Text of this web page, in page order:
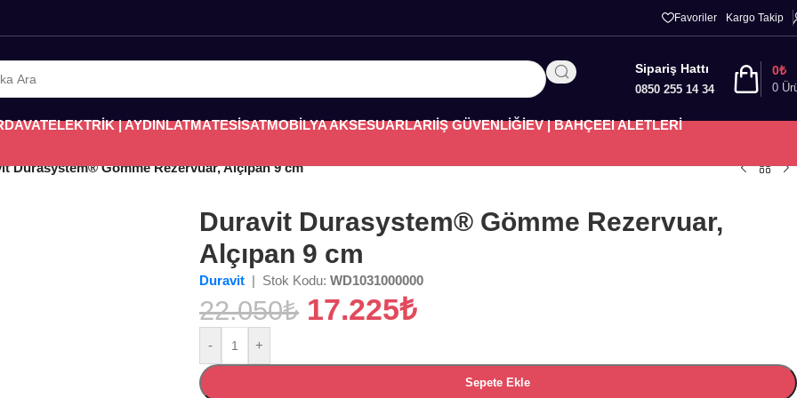
Favoriler Kargo Takip
Sipariş Hattı
0850 255 14 34 0
0₺
ELEKTRİK | AYDINLATMATESİSATMOBİLYA AKSESUARLARIİŞ GÜVENLİĞİEV | BAHÇEEl ALETLERİ
Durasystem® Gömme Rezervuar, Alçıpan 9 cm
Duravit Durasystem® Gömme Rezervuar,
Alçıpan 9 cm
Duravit | Stok Kodu: WD1031000000
22.050₺ 17.225₺
- +
Sepete Ekle